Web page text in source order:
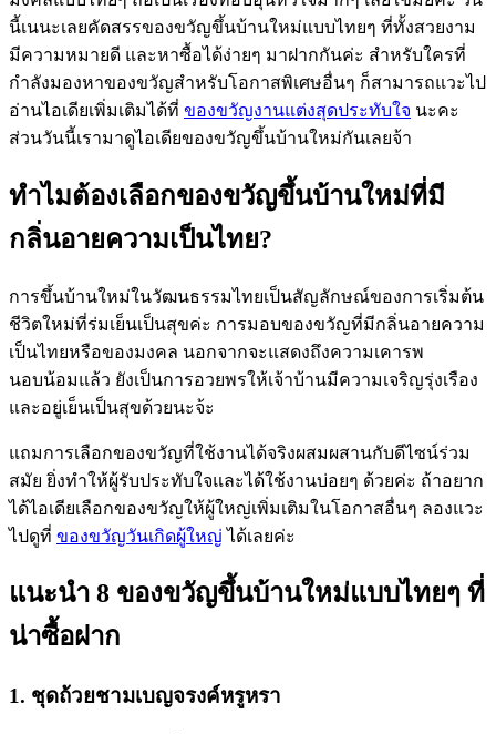
นี้เนนะเลยคัดสรรของขวัญขึ้นบ้านใหม่แบบไทยๆ ที่ทั้งสวยงาม
มีความหมายดี และหาซื้อได้ง่ายๆ มาฝากกันค่ะ สำหรับใครที่
กำลังมองหาของขวัญสำหรับโอกาสพิเศษอื่นๆ ก็สามารถแวะไป
อ่านไอเดียเพิ่มเติมได้ที่ ของขวัญงานแต่งสุดประทับใจ นะคะ
ส่วนวันนี้เรามาดูไอเดียของขวัญขึ้นบ้านใหม่กันเลยจ้า
ทำไมต้องเลือกของขวัญขึ้นบ้านใหม่ที่มี
กลิ่นอายความเป็นไทย?
การขึ้นบ้านใหม่ในวัฒนธรรมไทยเป็นสัญลักษณ์ของการเริ่มต้น
ชีวิตใหม่ที่ร่มเย็นเป็นสุขค่ะ การมอบของขวัญที่มีกลิ่นอายความ
เป็นไทยหรือของมงคล นอกจากจะแสดงถึงความเคารพ
นอบน้อมแล้ว ยังเป็นการอวยพรให้เจ้าบ้านมีความเจริญรุ่งเรือง
และอยู่เย็นเป็นสุขด้วยนะจ้ะ
แถมการเลือกของขวัญที่ใช้งานได้จริงผสมผสานกับดีไซน์ร่วม
สมัย ยิ่งทำให้ผู้รับประทับใจและได้ใช้งานบ่อยๆ ด้วยค่ะ ถ้าอยาก
ได้ไอเดียเลือกของขวัญให้ผู้ใหญ่เพิ่มเติมในโอกาสอื่นๆ ลองแวะ
ไปดูที่ ของขวัญวันเกิดผู้ใหญ่ ได้เลยค่ะ
แนะนำ 8 ของขวัญขึ้นบ้านใหม่แบบไทยๆ ที่
น่าซื้อฝาก
1. ชุดถ้วยชามเบญจรงค์หรูหรา